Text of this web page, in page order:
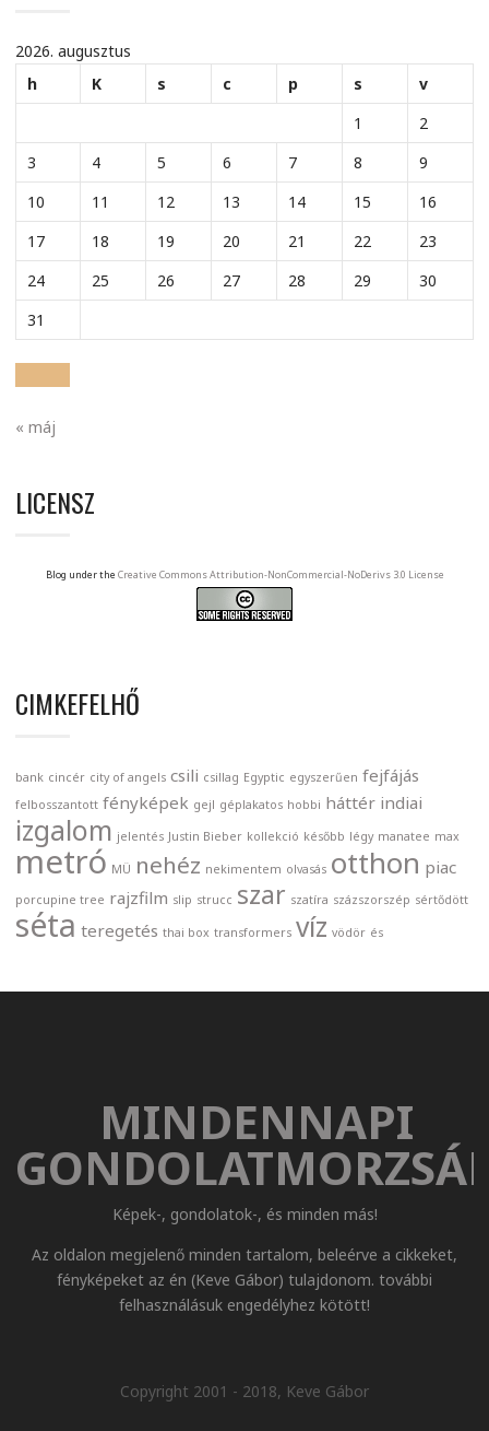
2026. augusztus
h
K s c p s
v
1
2
3
4 5 6 7 8
9
10
11 12 13 14 15
16
17
18 19 20 21 22
23
24
25 26 27 28 29
30
31
« máj
LICENSZ
Blog under the Creative Commons Attribution-NonCommercial-NoDerivs 3.0 License
CIMKEFELHŐ
bank cincér city of angels csili csillag Egyptic egyszerűen fejfájás
felbosszantott fényképek gejl géplakatos hobbi háttér indiai
izgalom jelentés Justin Bieber kollekció később légy manatee max
metró MÜ nehéz nekimentem olvasás otthon piac
porcupine tree rajzfilm slip strucc szar szatíra százszorszép sértődött
séta teregetés thai box transformers víz vödör és
MINDENNAPI
Képek-, gondolatok-, és minden más!
Az oldalon megjelenő minden tartalom, beleérve a cikkeket,
fényképeket az én (Keve Gábor) tulajdonom. további
felhasználásuk engedélyhez kötött!
Copyright 2001 - 2018, Keve Gábor